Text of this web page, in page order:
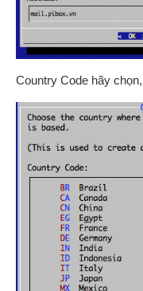
Country Code hãy